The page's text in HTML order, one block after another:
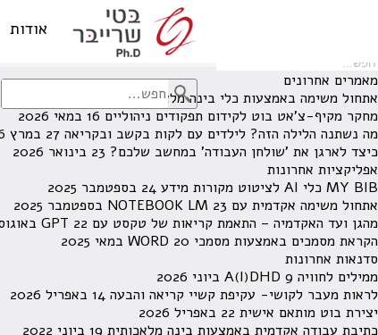
אודות
לא נמצאו תוצאות תחת קטגוריה זו.
מחפש משהו מסויים? השתמש בחיפוש
מאמרים אחרונים
אתחול משימה באמצעות כלי בינה מלאכותית
מחקר מקיף-צ'אט בוט לקידום תפקודים ניהוליים 16 במאי 2026
מה נשתנה הלילה הזה? לילדים עם לקות בקשב ובקריאה 27 במרץ 2026
כיצד לארגן את 'שולחן העבודה' במחשב שלכם? 23 בינואר 2026
אפליקציות אחרונות
MY BIB כלי AI לציטוט מקורות מידע
24 בספטמבר 2025
אתחול משימה אקדמית עם NOTEBOOK LM 23 בספטמבר 2025
מהגן ועד האקדמיה – התאמת קריאות של טקסט עם GPT 22 באוגוסט 2025
הקראת מסמכים באמצעות מסמכי WORD 20 במאי 2025
סדנאות אחרונות
ממילים לחוויה A(I)DHD 9 ביוני 2026
לראות מעבר לקושי- עקיפת קשיי קריאה והבעה 14 באפריל 2026
יצירת בוט מותאם אישית 22 באפריל 2026
כתיבת עבודה אקדמית באמצעות בינה מלאכותית 19 ביוני 2022